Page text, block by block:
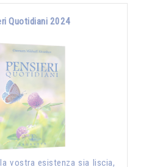
Quotidiani 2024
vostra esistenza sia liscia,